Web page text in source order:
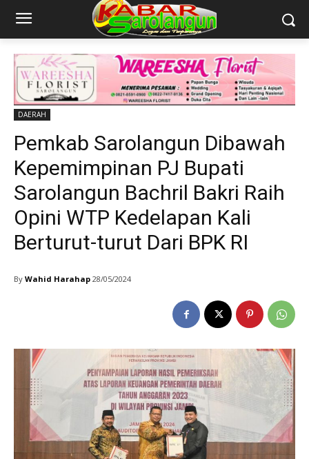
DAERAH
Pemkab Sarolangun Dibawah
Kepemimpinan PJ Bupati
Sarolangun Bachril Bakri Raih
Opini WTP Kedelapan Kali
Berturut-turut Dari BPK RI
By Wahid Harahap 28/05/2024